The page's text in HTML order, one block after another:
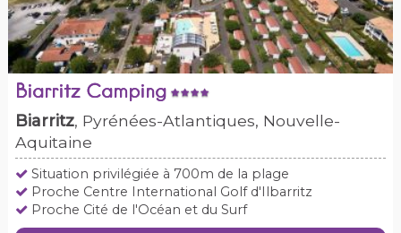
Biarritz Camping
Biarritz, Pyrénées-Atlantiques, Nouvelle-
Aquitaine
Situation privilégiée à 700m de la plage
Proche Centre International Golf d'Ilbarritz
Proche Cité de l'Océan et du Surf